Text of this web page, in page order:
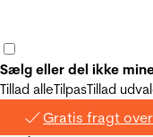
Sælg eller del ikke
Tillad alleTilpasTillad
Gratis fragt